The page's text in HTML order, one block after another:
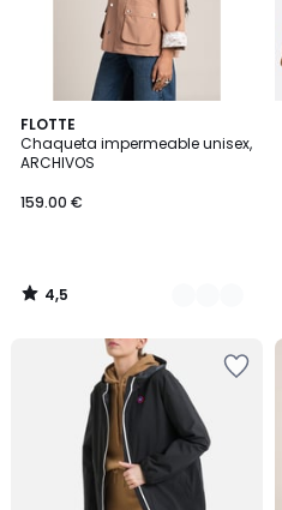
FLOTTE
Chaqueta impermeable unisex,
ARCHIVOS
159.00 €
4,5
/ 5
4
Colores
4,5
/